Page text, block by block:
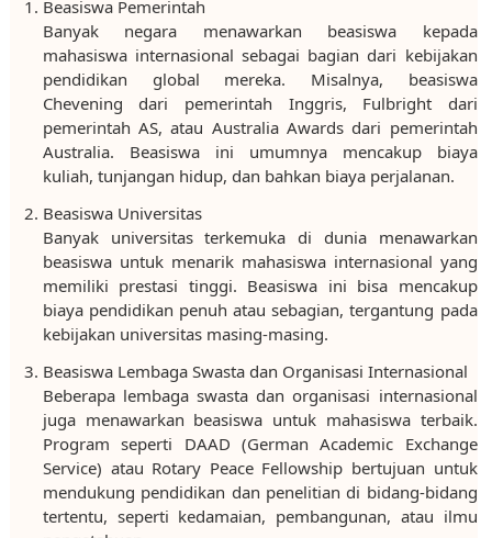
Beasiswa Pemerintah
Banyak negara menawarkan beasiswa kepada
mahasiswa internasional sebagai bagian dari kebijakan
pendidikan global mereka. Misalnya, beasiswa
Chevening dari pemerintah Inggris, Fulbright dari
pemerintah AS, atau Australia Awards dari pemerintah
Australia. Beasiswa ini umumnya mencakup biaya
kuliah, tunjangan hidup, dan bahkan biaya perjalanan.
Beasiswa Universitas
Banyak universitas terkemuka di dunia menawarkan
beasiswa untuk menarik mahasiswa internasional yang
memiliki prestasi tinggi. Beasiswa ini bisa mencakup
biaya pendidikan penuh atau sebagian, tergantung pada
kebijakan universitas masing-masing.
Beasiswa Lembaga Swasta dan Organisasi Internasional
Beberapa lembaga swasta dan organisasi internasional
juga menawarkan beasiswa untuk mahasiswa terbaik.
Program seperti DAAD (German Academic Exchange
Service) atau Rotary Peace Fellowship bertujuan untuk
mendukung pendidikan dan penelitian di bidang-bidang
tertentu, seperti kedamaian, pembangunan, atau ilmu